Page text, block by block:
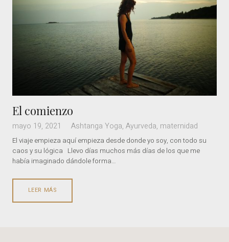
El comienzo
mayo 19, 2021 Ashtanga Yoga,Ayurveda, maternidad
El viaje empieza aquí empieza desde donde yo soy, con todo su
caos y su lógica Llevo días muchos más días de los que me
había imaginado dándole forma…
LEER MÁS